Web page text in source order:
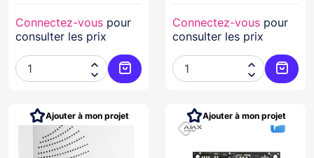
Connectez-vous pour
consulter les prix


Ajouter au panier
Connectez-vous pour
consulter les prix


Ajouter à mon projet Ajouter à mon projet